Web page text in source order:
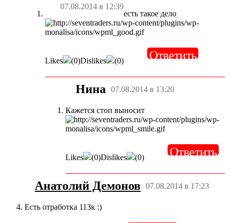
07.08.2014 в 12:39
есть такое дело
Likes (0)Dislikes (0) Ответить
Нина 07.08.2014 в 13:20
Кажется стоп выносит
Likes (0)Dislikes (0) Ответить
Анатолий Демонов 07.08.2014 в 17:23
Есть отработка 113к :)